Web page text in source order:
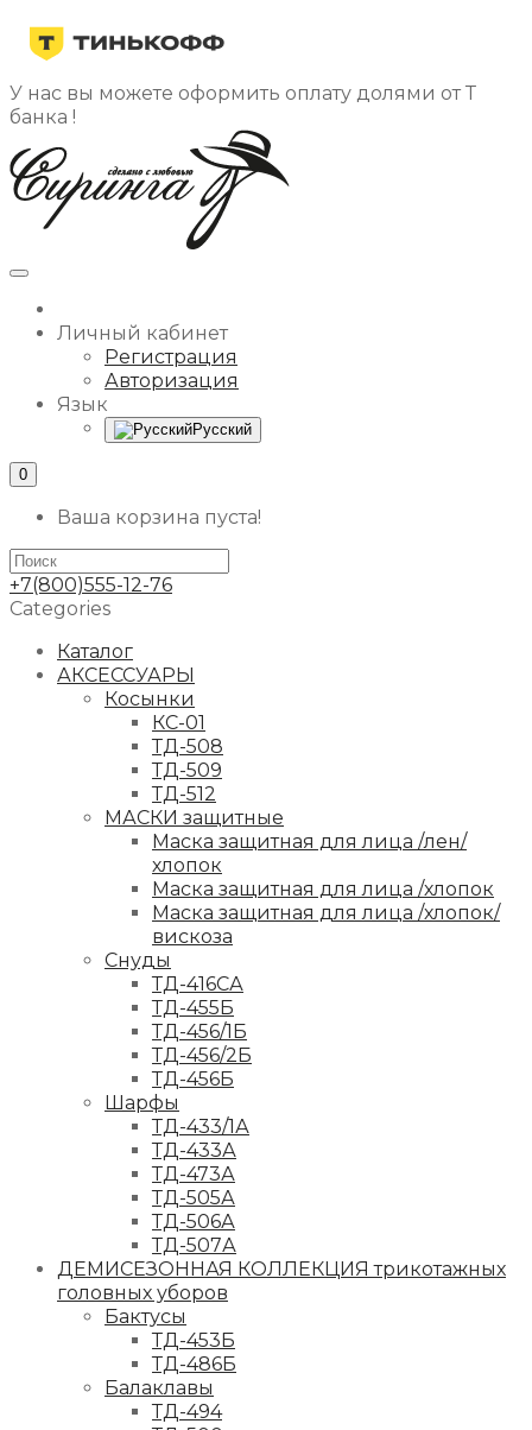
У нас вы можете оформить оплату долями от Т
банка !
Личный кабинет
Регистрация
Авторизация
Язык
Русский
0
Ваша корзина пуста!
+7(800)555-12-76
Categories
Каталог
АКСЕССУАРЫ
Косынки
КС-01
ТД-508
ТД-509
ТД-512
МАСКИ защитные
Маска защитная для лица /лен/
хлопок
Маска защитная для лица /хлопок
Маска защитная для лица /хлопок/
вискоза
Снуды
ТД-416СА
ТД-455Б
ТД-456/1Б
ТД-456/2Б
ТД-456Б
Шарфы
ТД-433/1А
ТД-433А
ТД-473А
ТД-505А
ТД-506А
ТД-507А
ДЕМИСЕЗОННАЯ КОЛЛЕКЦИЯ трикотажных
головных уборов
Бактусы
ТД-453Б
ТД-486Б
Балаклавы
ТД-494